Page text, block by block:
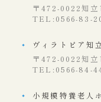
〒472-0022知
TEL:0566-83-
ヴィラトピア
〒472-0022知
TEL:0566-84-
小規模特養老人